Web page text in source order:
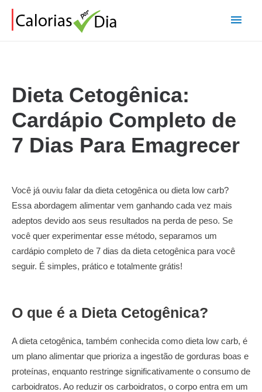
Main
Dieta Cetogênica:
Cardápio Completo de
7 Dias Para Emagrecer
Você já ouviu falar da dieta cetogênica ou dieta low carb?
Essa abordagem alimentar vem ganhando cada vez mais
adeptos devido aos seus resultados na perda de peso. Se
você quer experimentar esse método, separamos um
cardápio completo de 7 dias da dieta cetogênica para você
seguir. É simples, prático e totalmente grátis!
O que é a Dieta Cetogênica?
A dieta cetogênica, também conhecida como dieta low carb, é
um plano alimentar que prioriza a ingestão de gorduras boas e
proteínas, enquanto restringe significativamente o consumo de
carboidratos. Ao reduzir os carboidratos, o corpo entra em um